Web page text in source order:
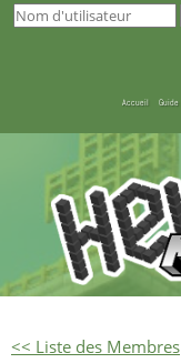
Accueil Guide
<< Liste des Membres